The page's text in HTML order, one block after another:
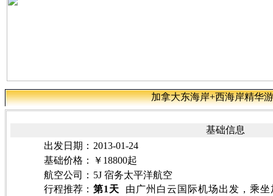
加拿大东海岸+西海岸精华
基础信息
出发日期 ： 2013-01-24
基础价格 ：
￥18800起
航空公司： 5J 宿务太平洋航空
行程推荐： 第1 天
由广州白云国际机场出发，乘